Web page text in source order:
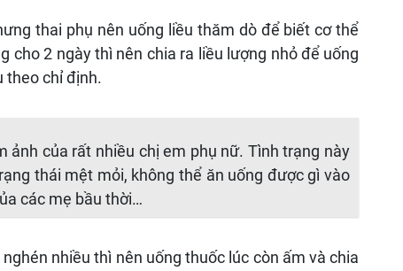
thai phụ nên uống liều thăm dò để biết cơ thể
cho 2 ngày thì nên chia ra liều lượng nhỏ để uống
theo chỉ định.
ảnh của rất nhiều chị em phụ nữ. Tình trạng này
thái mệt mỏi, không thể ăn uống được gì vào
các mẹ bầu thời…
nhiều thì nên uống thuốc lúc còn ấm và chia